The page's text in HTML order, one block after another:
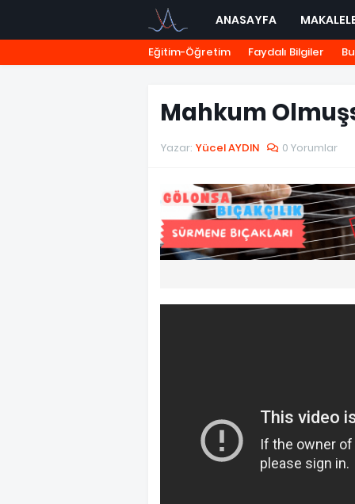
ANASAYFA
Eğitim-Öğretim Faydalı Bilgiler
Mahkum
Yazar: Yücel AYDIN 0 Yorumlar